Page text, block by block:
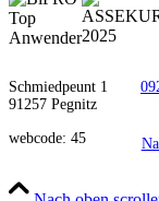
Schmiedpeunt 1
91257 Pegnitz
webcode: 45